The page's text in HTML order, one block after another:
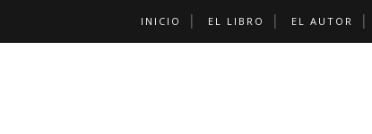
INICIO EL LIBRO EL AUTOR